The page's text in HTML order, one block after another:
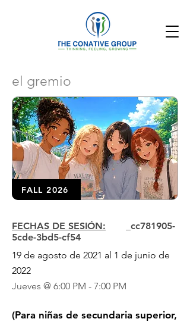
el gremio
FALL 2026
FECHAS DE SESIÓN:
_cc781905-
5cde-3bd5-cf54
19 de agosto de 2021 al 1 de junio de
2022
Jueves @ 6:00 PM - 7:00 PM
(Para niñas de secundaria superior,